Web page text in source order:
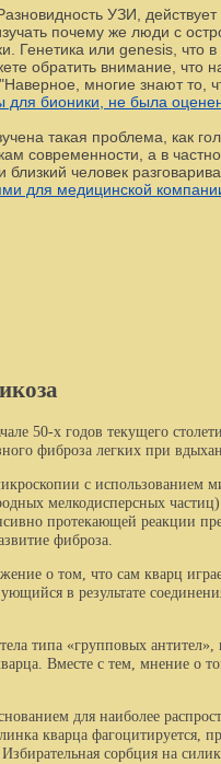
УЗИ,
почему же люди с
Генетика или genesis, что в
обратить внимание, что
"Наверное, многие знают то,
бионики, не была
такая проблема, как
современности, а в
человек
для медицинской
50-х годов текущего
фиброза легких при
с использованием
мелкодисперсных
протекающей реакции
фиброза.
о том, что сам кварц
в ре­зультате
типа «групповых
Вместе с тем, мнение о
для наиболее
кварца фагоцитируется,
сорбция на